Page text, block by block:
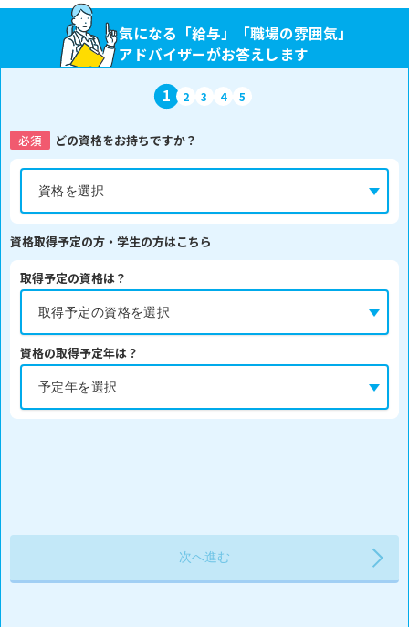
気になる「給与」「職場の雰囲気」
アドバイザーがお答えします
1 2 3 4 5
必須 どの資格をお持ちですか？
資格取得予定の方・学生の方はこちら
取得予定の資格は？
資格の取得予定年は？